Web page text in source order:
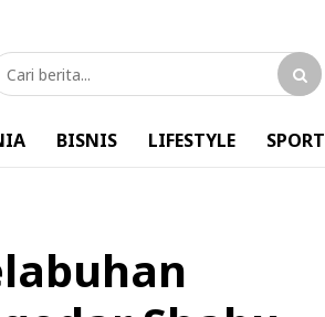
BISNIS LIFESTYLE SPORT